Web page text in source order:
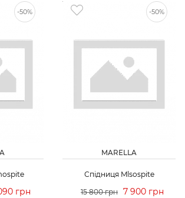
-50%
грн
-50%
MARELLA
Спідниця Mlsospite
15 800 грн 7 900 грн